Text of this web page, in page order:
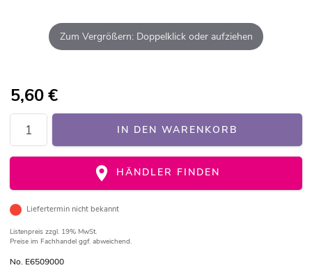
Zum Vergrößern: Doppelklick oder aufziehen
5,60€
IN DEN WARENKORB
HÄNDLER FINDEN
Liefertermin nicht bekannt
Listenpreis zzgl. 19% MwSt.
Preise im Fachhandel ggf. abweichend.
No. E6509000